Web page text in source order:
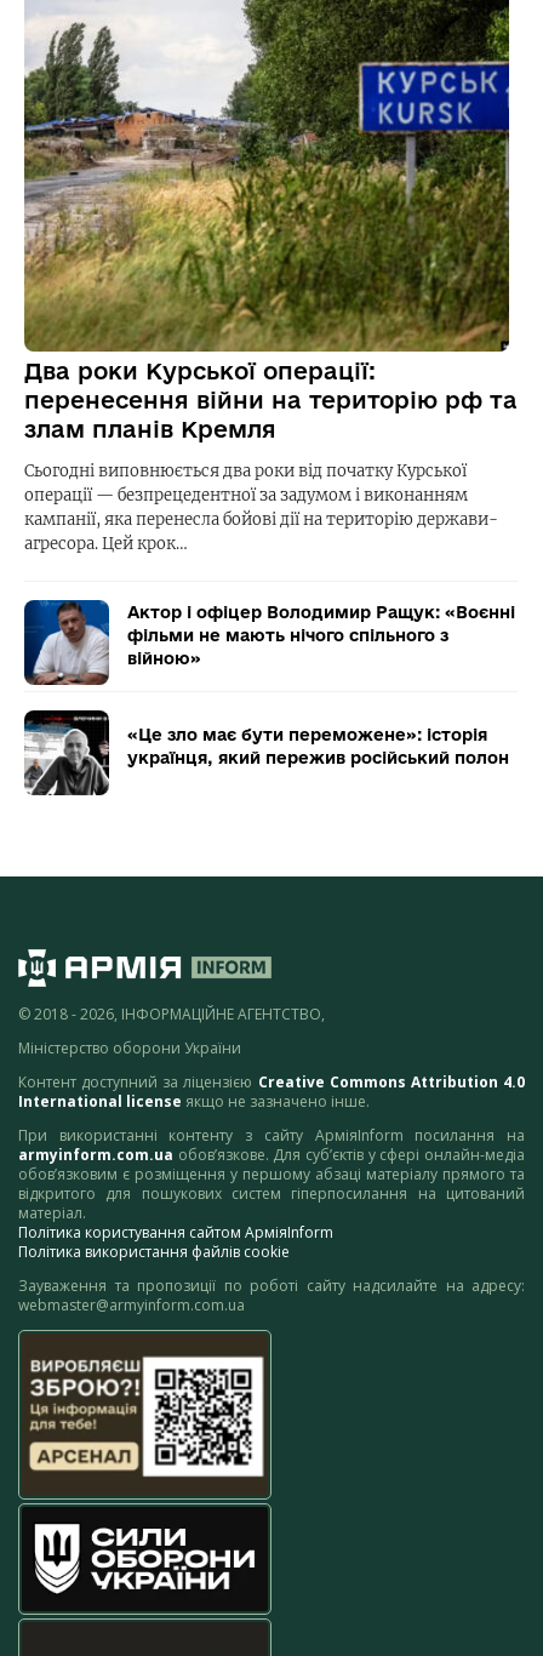
Два роки Курської операції:
перенесення війни на територію рф та
злам планів Кремля
Сьогодні виповнюється два роки від початку Курської
операції — безпрецедентної за задумом і виконанням
кампанії, яка перенесла бойові дії на територію держави-
агресора. Цей крок…
Актор і офіцер Володимир Ращук: «Воєнні
фільми не мають нічого спільного з
війною»
«Це зло має бути переможене»: історія
українця, який пережив російський полон
© 2018 - 2026, ІНФОРМАЦІЙНЕ АГЕНТСТВО,
Міністерство оборони України
Контент доступний за ліцензією Creative Commons Attribution 4.0
International license якщо не зазначено інше.
При використанні контенту з сайту АрміяInform посилання на
armyinform.com.ua обов’язкове. Для суб’єктів у сфері онлайн-медіа
обов’язковим є розміщення у першому абзаці матеріалу прямого та
відкритого для пошукових систем гіперпосилання на цитований
матеріал.
Політика користування сайтом АрміяInform
Політика використання файлів cookie
Зауваження та пропозиції по роботі сайту надсилайте на адресу:
webmaster@armyinform.com.ua